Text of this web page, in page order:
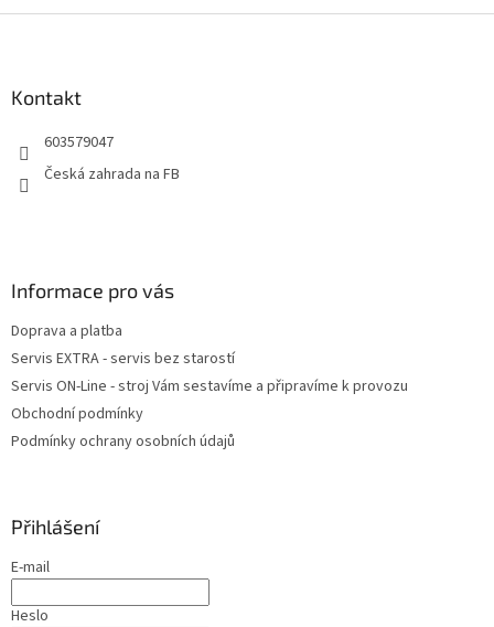
Kontakt
603579047
Česká zahrada na FB
Informace pro vás
Doprava a platba
Servis EXTRA - servis bez starostí
Servis ON-Line - stroj Vám sestavíme a připravíme k provozu
Obchodní podmínky
Podmínky ochrany osobních údajů
Přihlášení
E-mail
Heslo